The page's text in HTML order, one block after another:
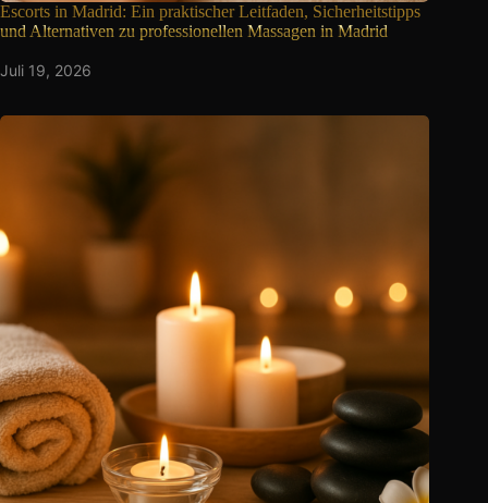
Escorts in Madrid: Ein praktischer Leitfaden, Sicherheitstipps
und Alternativen zu professionellen Massagen in Madrid
Juli 19, 2026